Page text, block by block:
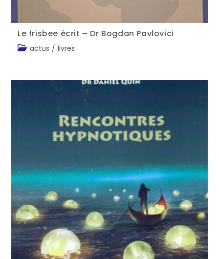
Le frisbee écrit – Dr Bogdan Pavlovici
actus / livres